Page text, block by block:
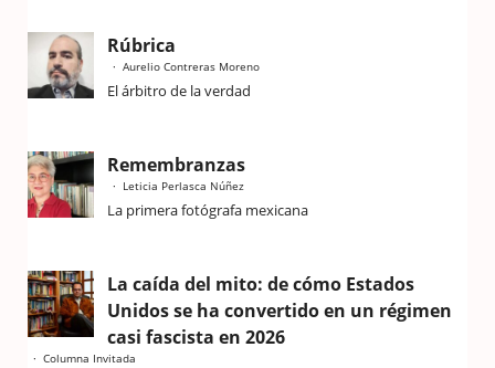
Rúbrica
Aurelio Contreras Moreno
El árbitro de la verdad
Remembranzas
Leticia Perlasca Núñez
La primera fotógrafa mexicana
La caída del mito: de cómo Estados
Unidos se ha convertido en un régimen
casi fascista en 2026
Columna Invitada